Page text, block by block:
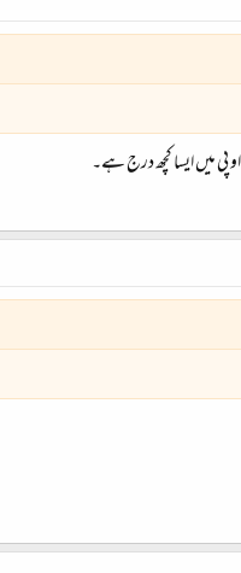
پی میں ایسا کچھ درج ہے۔